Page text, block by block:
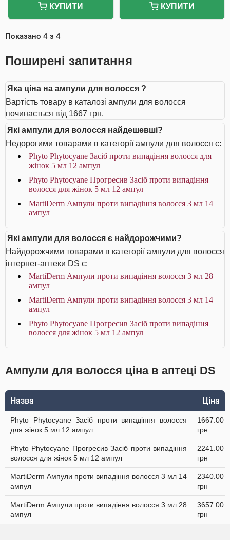
КУПИТИ КУПИТИ
Показано 4 з 4
Поширені запитання
Яка ціна на ампули для волосся ?
Вартість товару в каталозі ампули для волосся
починається від 1667 грн.
Які ампули для волосся найдешевші?
Недорогими товарами в категорії ампули для волосся є:
Phyto Phytocyane Засіб проти випадіння волосся для
жінок 5 мл 12 ампул
Phyto Phytocyane Прогресив Засіб проти випадіння
волосся для жінок 5 мл 12 ампул
MartiDerm Ампули проти випадіння волосся 3 мл 14
ампул
Які ампули для волосся є найдорожчими?
Найдорожчими товарами в категорії ампули для волосся
інтернет-аптеки DS є:
MartiDerm Ампули проти випадіння волосся 3 мл 28
ампул
MartiDerm Ампули проти випадіння волосся 3 мл 14
ампул
Phyto Phytocyane Прогресив Засіб проти випадіння
волосся для жінок 5 мл 12 ампул
Ампули для волосся ціна в аптеці DS
Назва Ціна
Phyto Phytocyane Засіб проти випадіння волосся
для жінок 5 мл 12 ампул
1667.00
грн
Phyto Phytocyane Прогресив Засіб проти випадіння
волосся для жінок 5 мл 12 ампул
2241.00
грн
MartiDerm Ампули проти випадіння волосся 3 мл 14
ампул
2340.00
грн
MartiDerm Ампули проти випадіння волосся 3 мл 28
ампул
3657.00
грн